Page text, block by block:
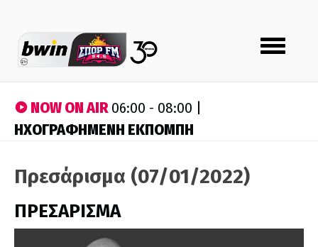
Toggle
navigation
NOW ON AIR06:00 - 08:00 |
ΗΧΟΓΡΑΦΗΜΕΝΗ ΕΚΠΟΜΠΗ
Πρεσάρισμα (07/01/2022)
ΠΡΕΣΑΡΙΣΜΑ